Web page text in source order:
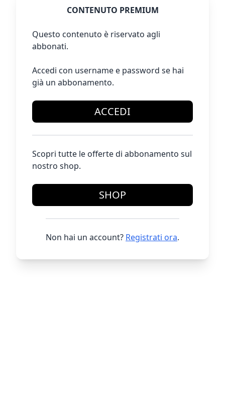
CONTENUTO PREMIUM
Questo contenuto è riservato agli
abbonati.
Accedi con username e password se hai
già un abbonamento.
ACCEDI
Scopri tutte le offerte di abbonamento sul
nostro shop.
SHOP
Non hai un account? Registrati ora.